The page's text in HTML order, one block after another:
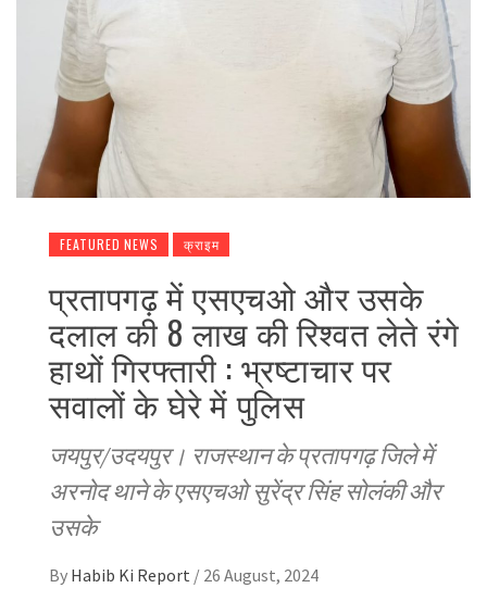
FEATURED NEWS क्राइम
प्रतापगढ़ में एसएचओ और उसके
दलाल की 8 लाख की रिश्वत लेते रंगे
हाथों गिरफ्तारी : भ्रष्टाचार पर
सवालों के घेरे में पुलिस
जयपुर/उदयपुर। राजस्थान के प्रतापगढ़ जिले में
अरनोद थाने के एसएचओ सुरेंद्र सिंह सोलंकी और
उसके
By Habib Ki Report / 26 August, 2024